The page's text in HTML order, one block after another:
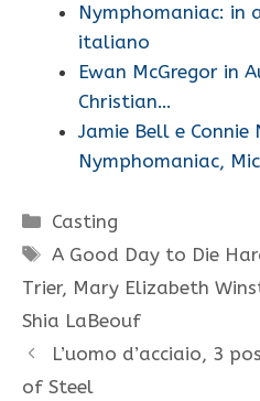
Nymphomaniac:
italiano
Ewan McGregor in
Christian…
Jamie Bell e Connie
Nymphomaniac,
Categorie
Casting
Tag
A Good Day to Die
Trier, Mary Elizabeth
Shia LaBeouf
L’uomo d’acciaio, 3
of Steel